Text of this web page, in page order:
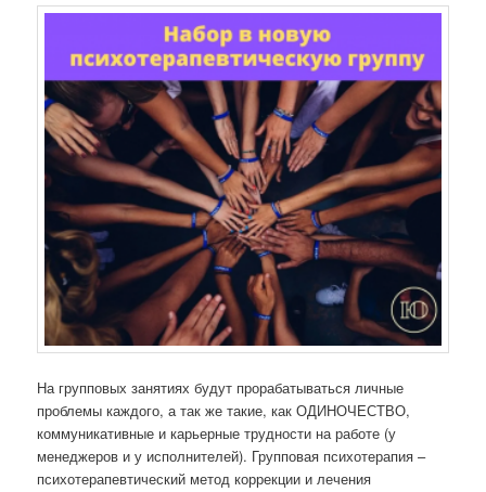
На групповых занятиях будут прорабатываться личные
проблемы каждого, а так же такие, как ОДИНОЧЕСТВО,
коммуникативные и карьерные трудности на работе (у
менеджеров и у исполнителей). Групповая психотерапия –
психотерапевтический метод коррекции и лечения